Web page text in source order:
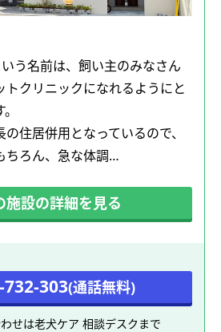
う名前は、飼い主のみなさん
トクリニックになれるようにと
住居併用となっているので、
ちろん、急な体調…
施設の詳細を見る
303(通話無料)
せは老犬ケア 相談デスクまで